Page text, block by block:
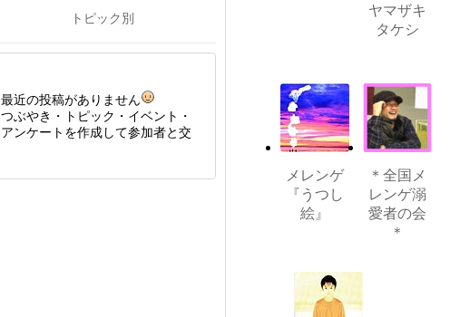
トピック別
最近の投稿がありません
つぶやき・トピック・イベント・
アンケートを作成して参加者と交
ヤマザキ
タケシ
メレンゲ
『うつし
絵』
＊全国メ
レンゲ溺
愛者の会
＊